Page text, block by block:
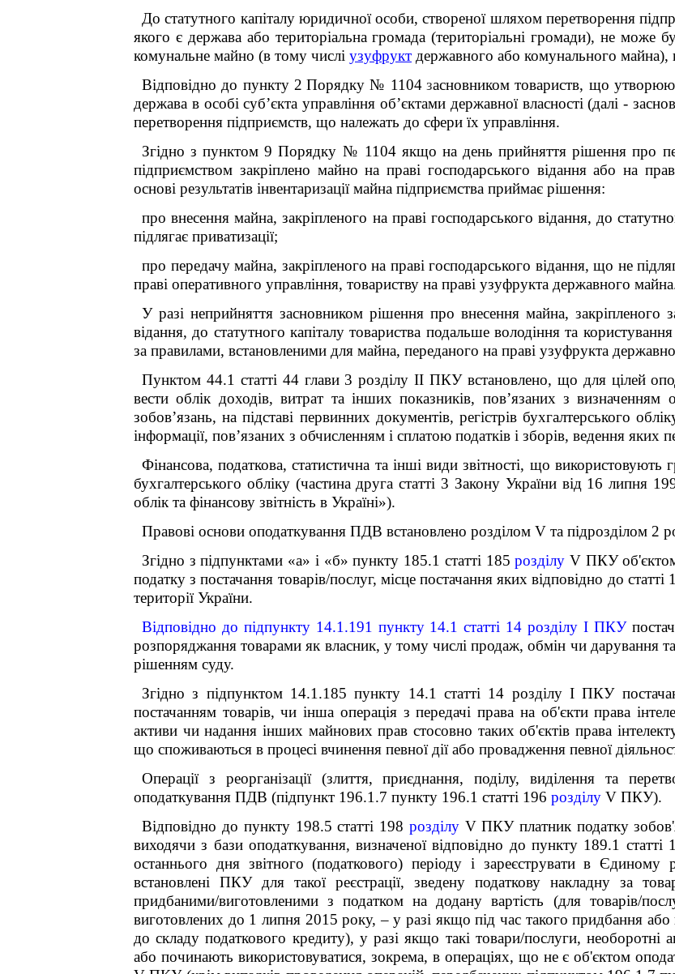
До статутного капіталу юридичної особи, створеної шляхом перетворення
якого є держава або територіальна громада (територіальні громади), не може
комунальне майно (в тому числі узуфрукт державного або комунального майна),
Відповідно до пункту 2 Порядку № 1104 засновником товариств, що
держава в особі суб’єкта управління об’єктами державної власності (далі -
перетворення підприємств, що належать до сфери їх управління.
Згідно з пунктом 9 Порядку № 1104 якщо на день прийняття рішення про
підприємством закріплено майно на праві господарського відання або на
основі результатів інвентаризації майна підприємства приймає рішення:
про внесення майна, закріпленого на праві господарського відання, до
підлягає приватизації;
про передачу майна, закріпленого на праві господарського відання, що не
праві оперативного управління, товариству на праві узуфрукта державного
У разі неприйняття засновником рішення про внесення майна, закріпленого
відання, до статутного капіталу товариства подальше володіння та
за правилами, встановленими для майна, переданого на праві узуфрукта
Пунктом 44.1 статті 44 глави 3 розділу ІІ ПКУ встановлено, що для цілей
вести облік доходів, витрат та інших показників, пов’язаних з визначенням
зобов’язань, на підставі первинних документів, регістрів бухгалтерського
інформації, пов’язаних з обчисленням і сплатою податків і зборів, ведення яких
Фінансова, податкова, статистична та інші види звітності, що
бухгалтерського обліку (частина друга статті 3 Закону України від 16
облік та фінансову звітність в Україні»).
Правові основи оподаткування ПДВ встановлено розділом V та підрозділом 2
Згідно з підпунктами «а» і «б» пункту 185.1 статті 185розділу VПКУ об'єктом
податку з постачання товарів/послуг, місце постачання яких відповідно до
території України.
Відповідно до підпункту 14.1.191 пункту 14.1 статті 14 розділу І ПКУ
розпоряджання товарами як власник, у тому числі продаж, обмін чи дарування
рішенням суду.
Згідно з підпунктом 14.1.185 пункту 14.1 статті 14 розділу І ПКУ
постачанням товарів, чи інша операція з передачі права на об'єкти права
активи чи надання інших майнових прав стосовно таких об'єктів права
що споживаються в процесі вчинення певної дії або провадження певної
Операції з реорганізації (злиття, приєднання, поділу, виділення та
оподаткування ПДВ (підпункт 196.1.7 пункту 196.1 статті 196 розділу V ПКУ).
Відповідно до пункту 198.5 статті 198розділуV ПКУ платник податку
виходячи з бази оподаткування, визначеної відповідно до пункту 189.1 статті
останнього дня звітного (податкового) періоду і зареєструвати в Єдиному
встановлені ПКУ для такої реєстрації, зведену податкову накладну за
придбаними/виготовленими з податком на додану вартість (для товарів/
виготовлених до 1 липня 2015 року, – у разі якщо під час такого придбання
до складу податкового кредиту), у разі якщо такі товари/послуги, необоротні
або починають використовуватися, зокрема, в операціях, що не є об'єктом